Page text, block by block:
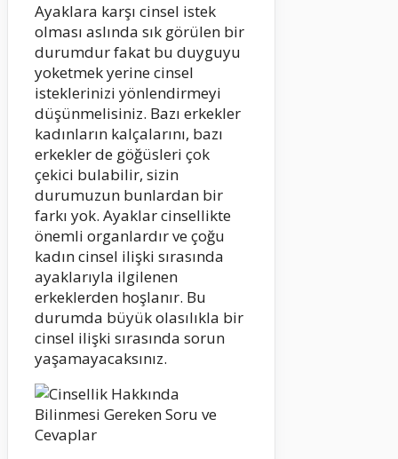
Ayaklara karşı cinsel istek
olması aslında sık görülen bir
durumdur fakat bu duyguyu
yoketmek yerine cinsel
isteklerinizi yönlendirmeyi
düşünmelisiniz. Bazı erkekler
kadınların kalçalarını, bazı
erkekler de göğüsleri çok
çekici bulabilir, sizin
durumuzun bunlardan bir
farkı yok. Ayaklar cinsellikte
önemli organlardır ve çoğu
kadın cinsel ilişki sırasında
ayaklarıyla ilgilenen
erkeklerden hoşlanır. Bu
durumda büyük olasılıkla bir
cinsel ilişki sırasında sorun
yaşamayacaksınız.